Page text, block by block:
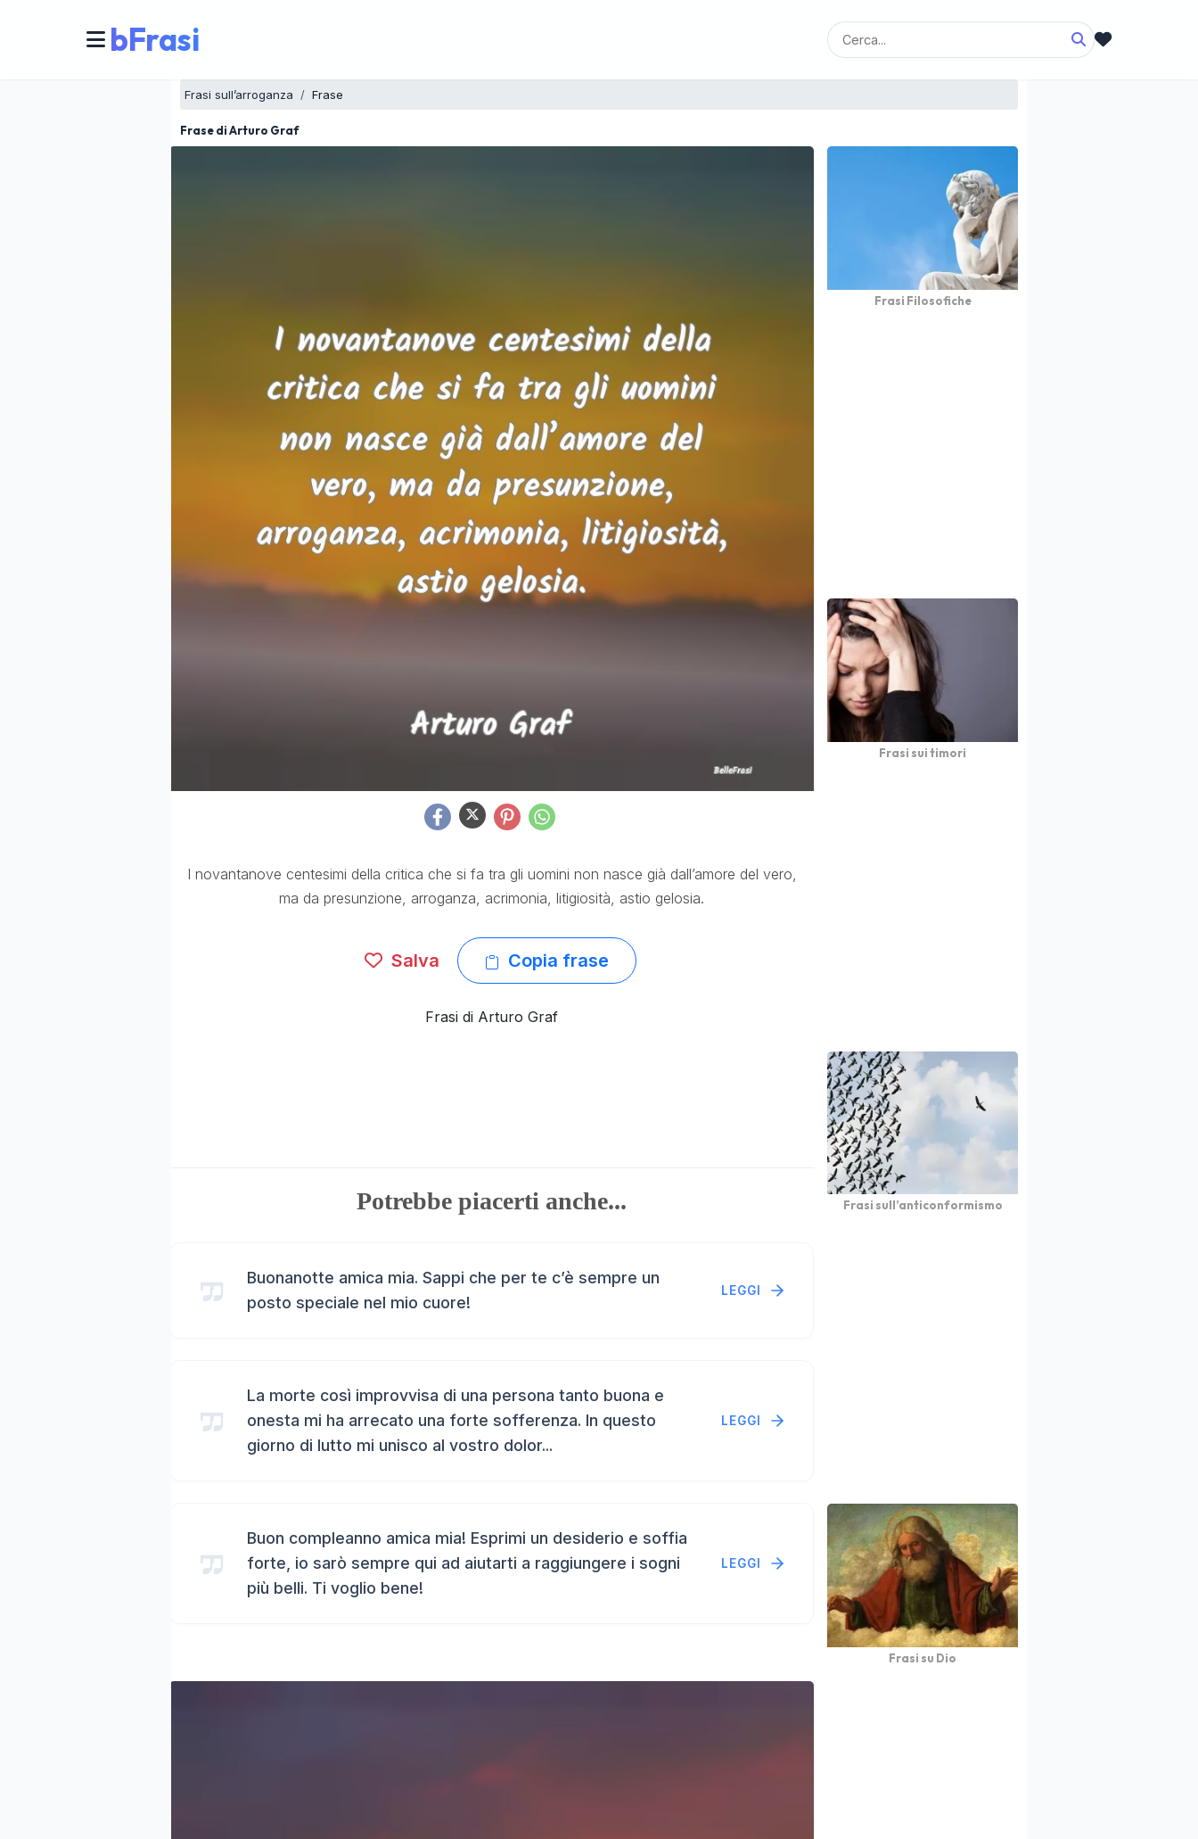
bFrasi
Frasi sull’arroganza Frase
Frase di Arturo Graf
I novantanove centesimi della critica che si fa tra gli uomini non nasce già dall’amore del vero,
ma da presunzione, arroganza, acrimonia, litigiosità, astio gelosia.
Salva Copia frase
Frasi di Arturo Graf
Potrebbe piacerti anche...
Buonanotte amica mia. Sappi che per te c’è sempre un
posto speciale nel mio cuore!
LEGGI
La morte così improvvisa di una persona tanto buona e
onesta mi ha arrecato una forte sofferenza. In questo
giorno di lutto mi unisco al vostro dolor...
LEGGI
Buon compleanno amica mia! Esprimi un desiderio e soffia
forte, io sarò sempre qui ad aiutarti a raggiungere i sogni
più belli. Ti voglio bene!
LEGGI
Frasi Filosofiche
Frasi sui timori
Frasi sull’anticonformismo
Frasi su Dio